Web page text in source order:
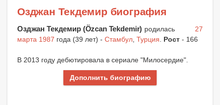
Озджан Текдемир биография
Озджан Текдемир (Özcan Tekdemir) родилась 27
марта 1987 года (39 лет) - Стамбул Турция Рост - 166
В 2013 году дебютировала в сериале "Милосердие".
Дополнить биографию